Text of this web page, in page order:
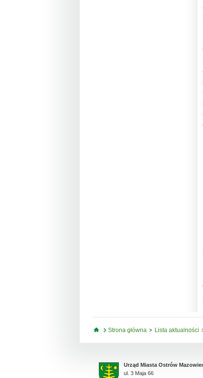
Jesteś tutaj
Strona główna Lista aktualności
Urząd Miasta Ostrów
ul. 3 Maja 66